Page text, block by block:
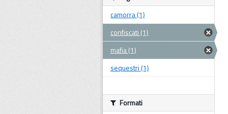
camorra (1)
confiscati (1)
mafia (1)
sequestri (1)
Formati